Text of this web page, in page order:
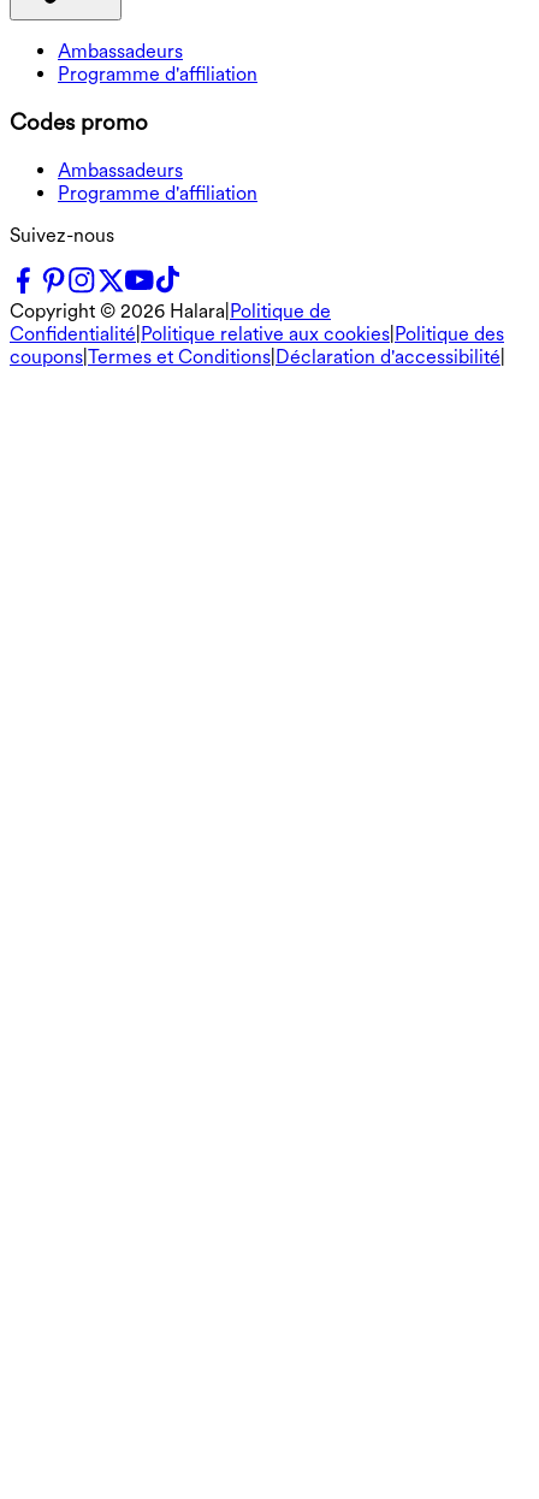
Ambassadeurs
Programme d'affiliation
Codes promo
Ambassadeurs
Programme d'affiliation
Suivez-nous
Copyright © 2026 Halara Politique de
Confidentialité Politique relative aux cookies Politique des
coupons Termes et Conditions Déclaration d'accessibilité